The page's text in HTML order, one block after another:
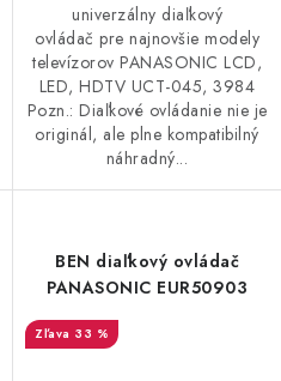
univerzálny diaľkový
ovládač pre najnovšie modely
televízorov PANASONIC LCD,
LED, HDTV UCT-045, 3984
Pozn.: Diaľkové ovládanie nie je
originál, ale plne kompatibilný
náhradný...
BEN diaľkový ovládač
PANASONIC EUR50903
33 %